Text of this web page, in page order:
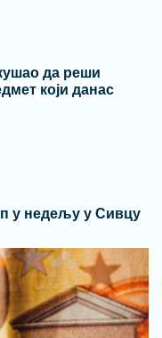
да реши
који данас
у недељу у Сивцу